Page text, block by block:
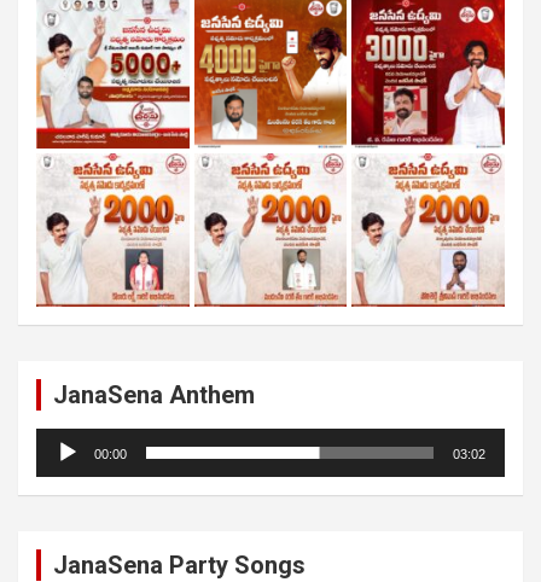
JanaSena Anthem
Audio
Player
00:00 03:02
JanaSena Party Songs